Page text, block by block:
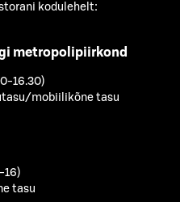
kodulehelt:
metropolipiirkond
16.30)
mobiilikõne tasu
16)
tasu